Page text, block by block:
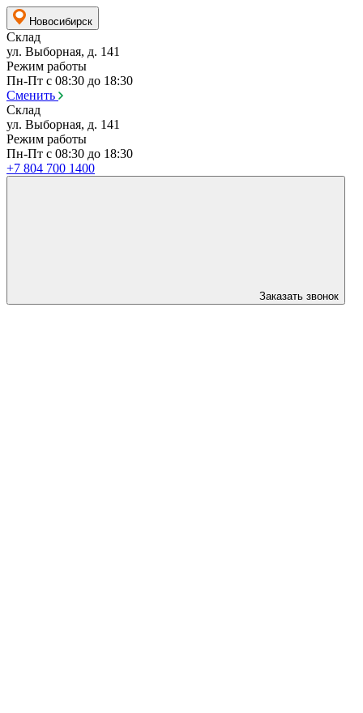
Новосибирск
Склад
ул. Выборная, д. 141
Режим работы
Пн-Пт с 08:30 до 18:30
Сменить
Склад
ул. Выборная, д. 141
Режим работы
Пн-Пт с 08:30 до 18:30
+7 804 700 1400
Заказать звонок